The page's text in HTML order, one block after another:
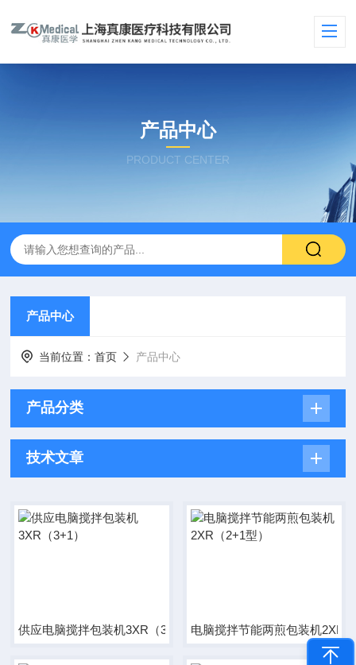
产品中心
PRODUCT CENTER
产品中心
当前位置：首页 产品中心
产品分类
技术文章
供应电脑搅拌包装机3XR（3+1）电脑搅拌节能两煎包装机2XR